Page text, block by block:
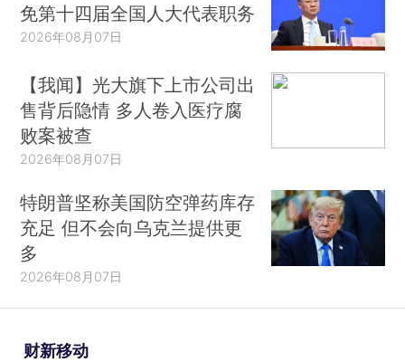
免第十四届全国人大代表职务
2026年08月07日
【我闻】光大旗下上市公司出
售背后隐情 多人卷入医疗腐
败案被查
2026年08月07日
特朗普坚称美国防空弹药库存
充足 但不会向乌克兰提供更
多
2026年08月07日
财新移动